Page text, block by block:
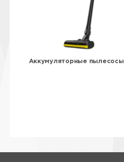
Аккумуляторные пылесосы